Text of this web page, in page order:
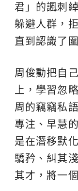
君」的諷刺
躲避人群，
直到認識了
周俊勳把自
上，學習忽
周的竊竊私
專注、早慧
是在潛移默
驕矜、糾其
其才，將一